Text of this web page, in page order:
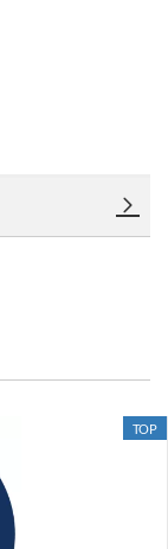
TOP